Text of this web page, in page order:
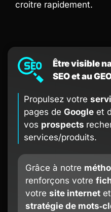
croitre rapidement.
Être visible
SEO et au
Propulsez votre
pages de Google et
vos prospects
services/produits.
Grâce à notre
renforçons votre
votre site internet
stratégie de